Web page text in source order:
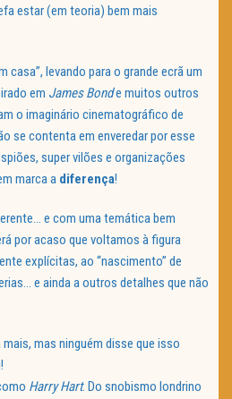
estar (em teoria) bem mais
casa”, levando para o grande ecrã um
em James Bonde muitos outros
o imaginário cinematográfico de
se contenta em enveredar por esse
super vilões e organizações
marca a diferença!
e com uma temática bem
por acaso que voltamos à figura
explícitas, ao “nascimento” de
e ainda a outros detalhes que não
mas ninguém disse que isso
Harry Hart. Do snobismo londrino